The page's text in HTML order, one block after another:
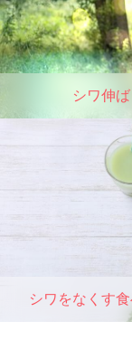
シワ伸
シワをなくす